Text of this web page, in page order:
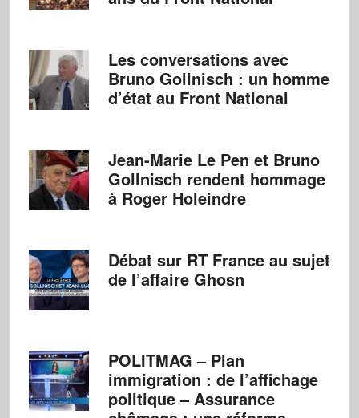
Les conversations avec
Bruno Gollnisch : un homme
d’état au Front National
Jean-Marie Le Pen et Bruno
Gollnisch rendent hommage
à Roger Holeindre
Débat sur RT France au sujet
de l’affaire Ghosn
POLITMAG – Plan
immigration : de l’affichage
politique – Assurance